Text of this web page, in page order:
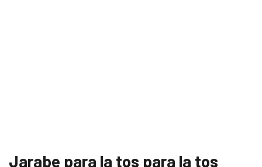
Jarabe para la tos para la tos